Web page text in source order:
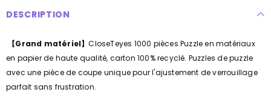
DESCRIPTION
【Grand matériel】CloseTeyes 1000 pièces Puzzle en matériaux
en papier de haute qualité, carton 100% recyclé. Puzzles de puzzle
avec une pièce de coupe unique pour l'ajustement de verrouillage
parfait sans frustration.